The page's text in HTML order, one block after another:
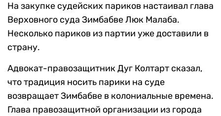
На закупке судейских париков настаивал глава
Верховного суда Зимбабве Люк Малаба.
Несколько париков из партии уже доставили в
страну.
Адвокат-правозащитник Дуг Колтарт сказал,
что традиция носить парики на суде
возвращает Зимбабве в колониальные времена.
Глава правозащитной организации из города